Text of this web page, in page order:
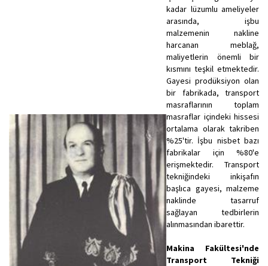
kadar lüzumlu ameliyeler
arasında, işbu
malzemenin nakline
harcanan meblağ,
maliyetlerin önemli bir
kısmını teşkil etmektedir.
Gayesi prodüksiyon olan
bir fabrikada, transport
masraflarının toplam
masraflar içindeki hissesi
ortalama olarak takriben
%25'tir. İşbu nisbet bazı
fabrikalar için %80'e
erişmektedir. Transport
tekniğindeki inkişafın
başlıca gayesi, malzeme
naklinde tasarruf
sağlayan tedbirlerin
alınmasından ibarettir.
Makina Fakültesi'nde
Transport Tekniği